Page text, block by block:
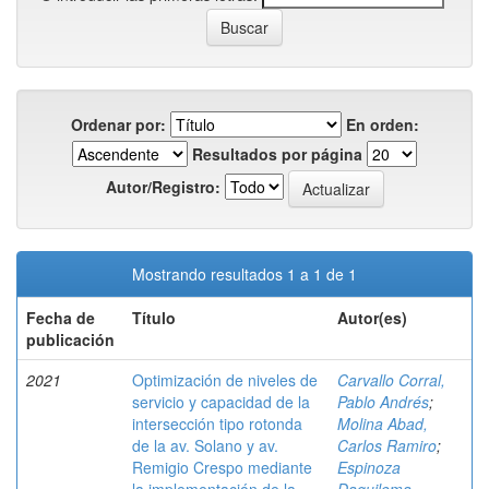
Ordenar por:
En orden:
Resultados por página
Autor/Registro:
Mostrando resultados 1 a 1 de 1
Fecha de
publicación
Título Autor(es)
2021
Optimización de niveles de
servicio y capacidad de la
intersección tipo rotonda
de la av. Solano y av.
Remigio Crespo mediante
Carvallo Corral,
Pablo Andrés;
Molina Abad,
Carlos Ramiro;
Espinoza